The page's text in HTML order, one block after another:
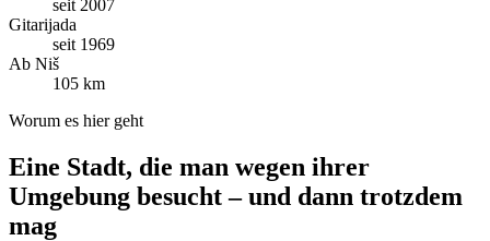
seit 2007
Gitarijada
seit 1969
Ab Niš
105 km
Worum es hier geht
Eine Stadt, die man wegen ihrer
Umgebung besucht – und dann trotzdem
mag